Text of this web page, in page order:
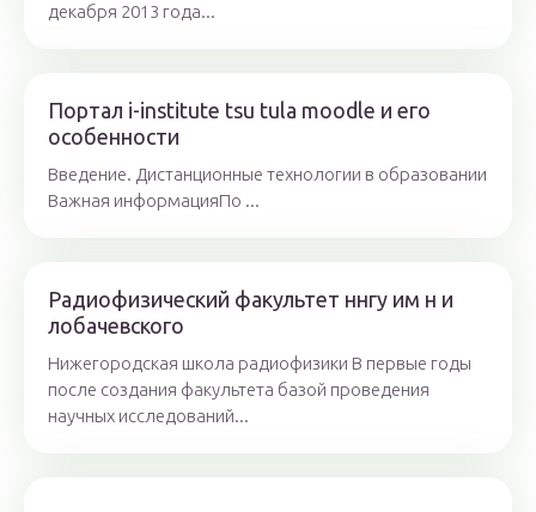
декабря 2013 года...
Портал i-institute tsu tula moodle и его
особенности
Введение. Дистанционные технологии в образовании
Важная информацияПо ...
Радиофизический факультет ннгу им н и
лобачевского
Нижегородская школа радиофизики В первые годы
после создания факультета базой проведения
научных исследований...